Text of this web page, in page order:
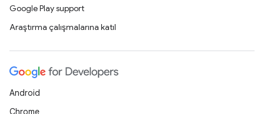
Google Play support
Araştırma çalışmalarına katıl
Android
Chrome